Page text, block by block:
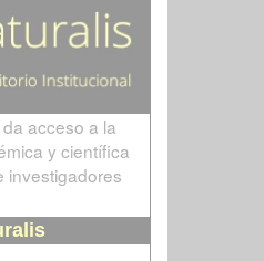
acceso a la
y científica
investigadores